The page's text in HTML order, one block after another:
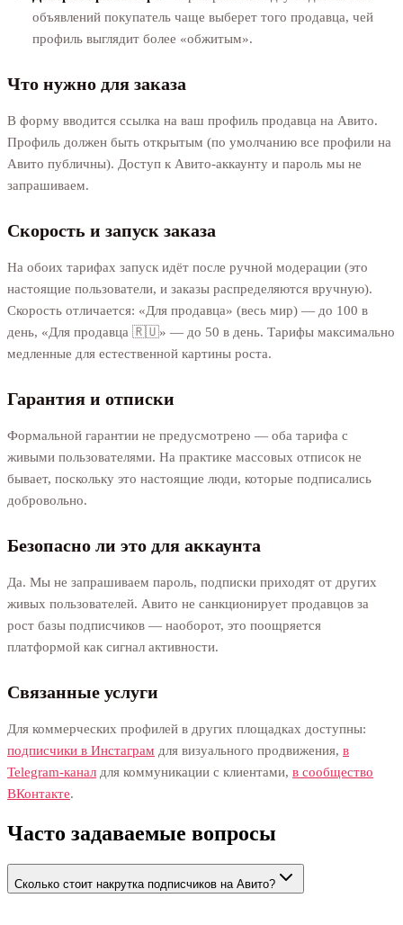
объявлений покупатель чаще выберет того продавца, чей
профиль выглядит более «обжитым».
Что нужно для заказа
В форму вводится ссылка на ваш профиль продавца на Авито.
Профиль должен быть открытым (по умолчанию все профили на
Авито публичны). Доступ к Авито-аккаунту и пароль мы не
запрашиваем.
Скорость и запуск заказа
На обоих тарифах запуск идёт после ручной модерации (это
настоящие пользователи, и заказы распределяются вручную).
Скорость отличается: «Для продавца» (весь мир) — до 100 в
день, «Для продавца 🇷🇺» — до 50 в день. Тарифы максимально
медленные для естественной картины роста.
Гарантия и отписки
Формальной гарантии не предусмотрено — оба тарифа с
живыми пользователями. На практике массовых отписок не
бывает, поскольку это настоящие люди, которые подписались
добровольно.
Безопасно ли это для аккаунта
Да. Мы не запрашиваем пароль, подписки приходят от других
живых пользователей. Авито не санкционирует продавцов за
рост базы подписчиков — наоборот, это поощряется
платформой как сигнал активности.
Связанные услуги
Для коммерческих профилей в других площадках доступны:
подписчики в Инстаграм для визуального продвижения, в
Telegram-канал для коммуникации с клиентами, в сообщество
ВКонтакте.
Часто задаваемые вопросы
Сколько стоит накрутка подписчиков на Авито?